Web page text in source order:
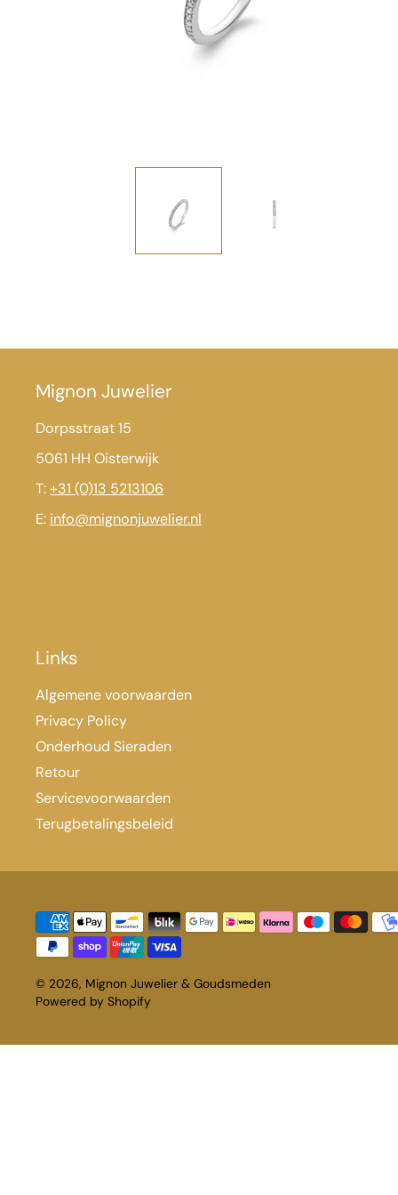
Mignon Juwelier
Dorpsstraat 15
5061 HH Oisterwijk
T:+31 (0)13 5213106
E: info@mignonjuwelier.nl
Links
Algemene voorwaarden
Privacy Policy
Onderhoud Sieraden
Retour
Servicevoorwaarden
Terugbetalingsbeleid
© 2026, Mignon Juwelier & Goudsmeden
Powered by Shopify